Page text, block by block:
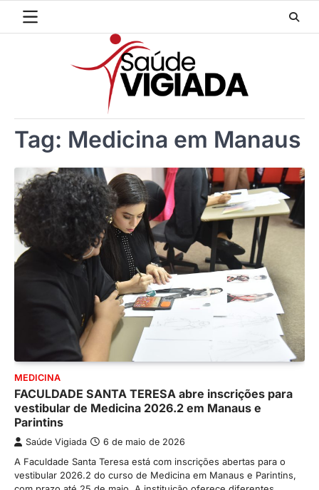
Tag: Medicina em Manaus
MEDICINA
FACULDADE SANTA TERESA abre inscrições para
vestibular de Medicina 2026.2 em Manaus e
Parintins
Saúde Vigiada 6 de maio de 2026
A Faculdade Santa Teresa está com inscrições abertas para o
vestibular 2026.2 do curso de Medicina em Manaus e Parintins,